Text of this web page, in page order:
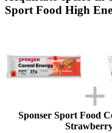
Sport Food High
Sponser Sport Food